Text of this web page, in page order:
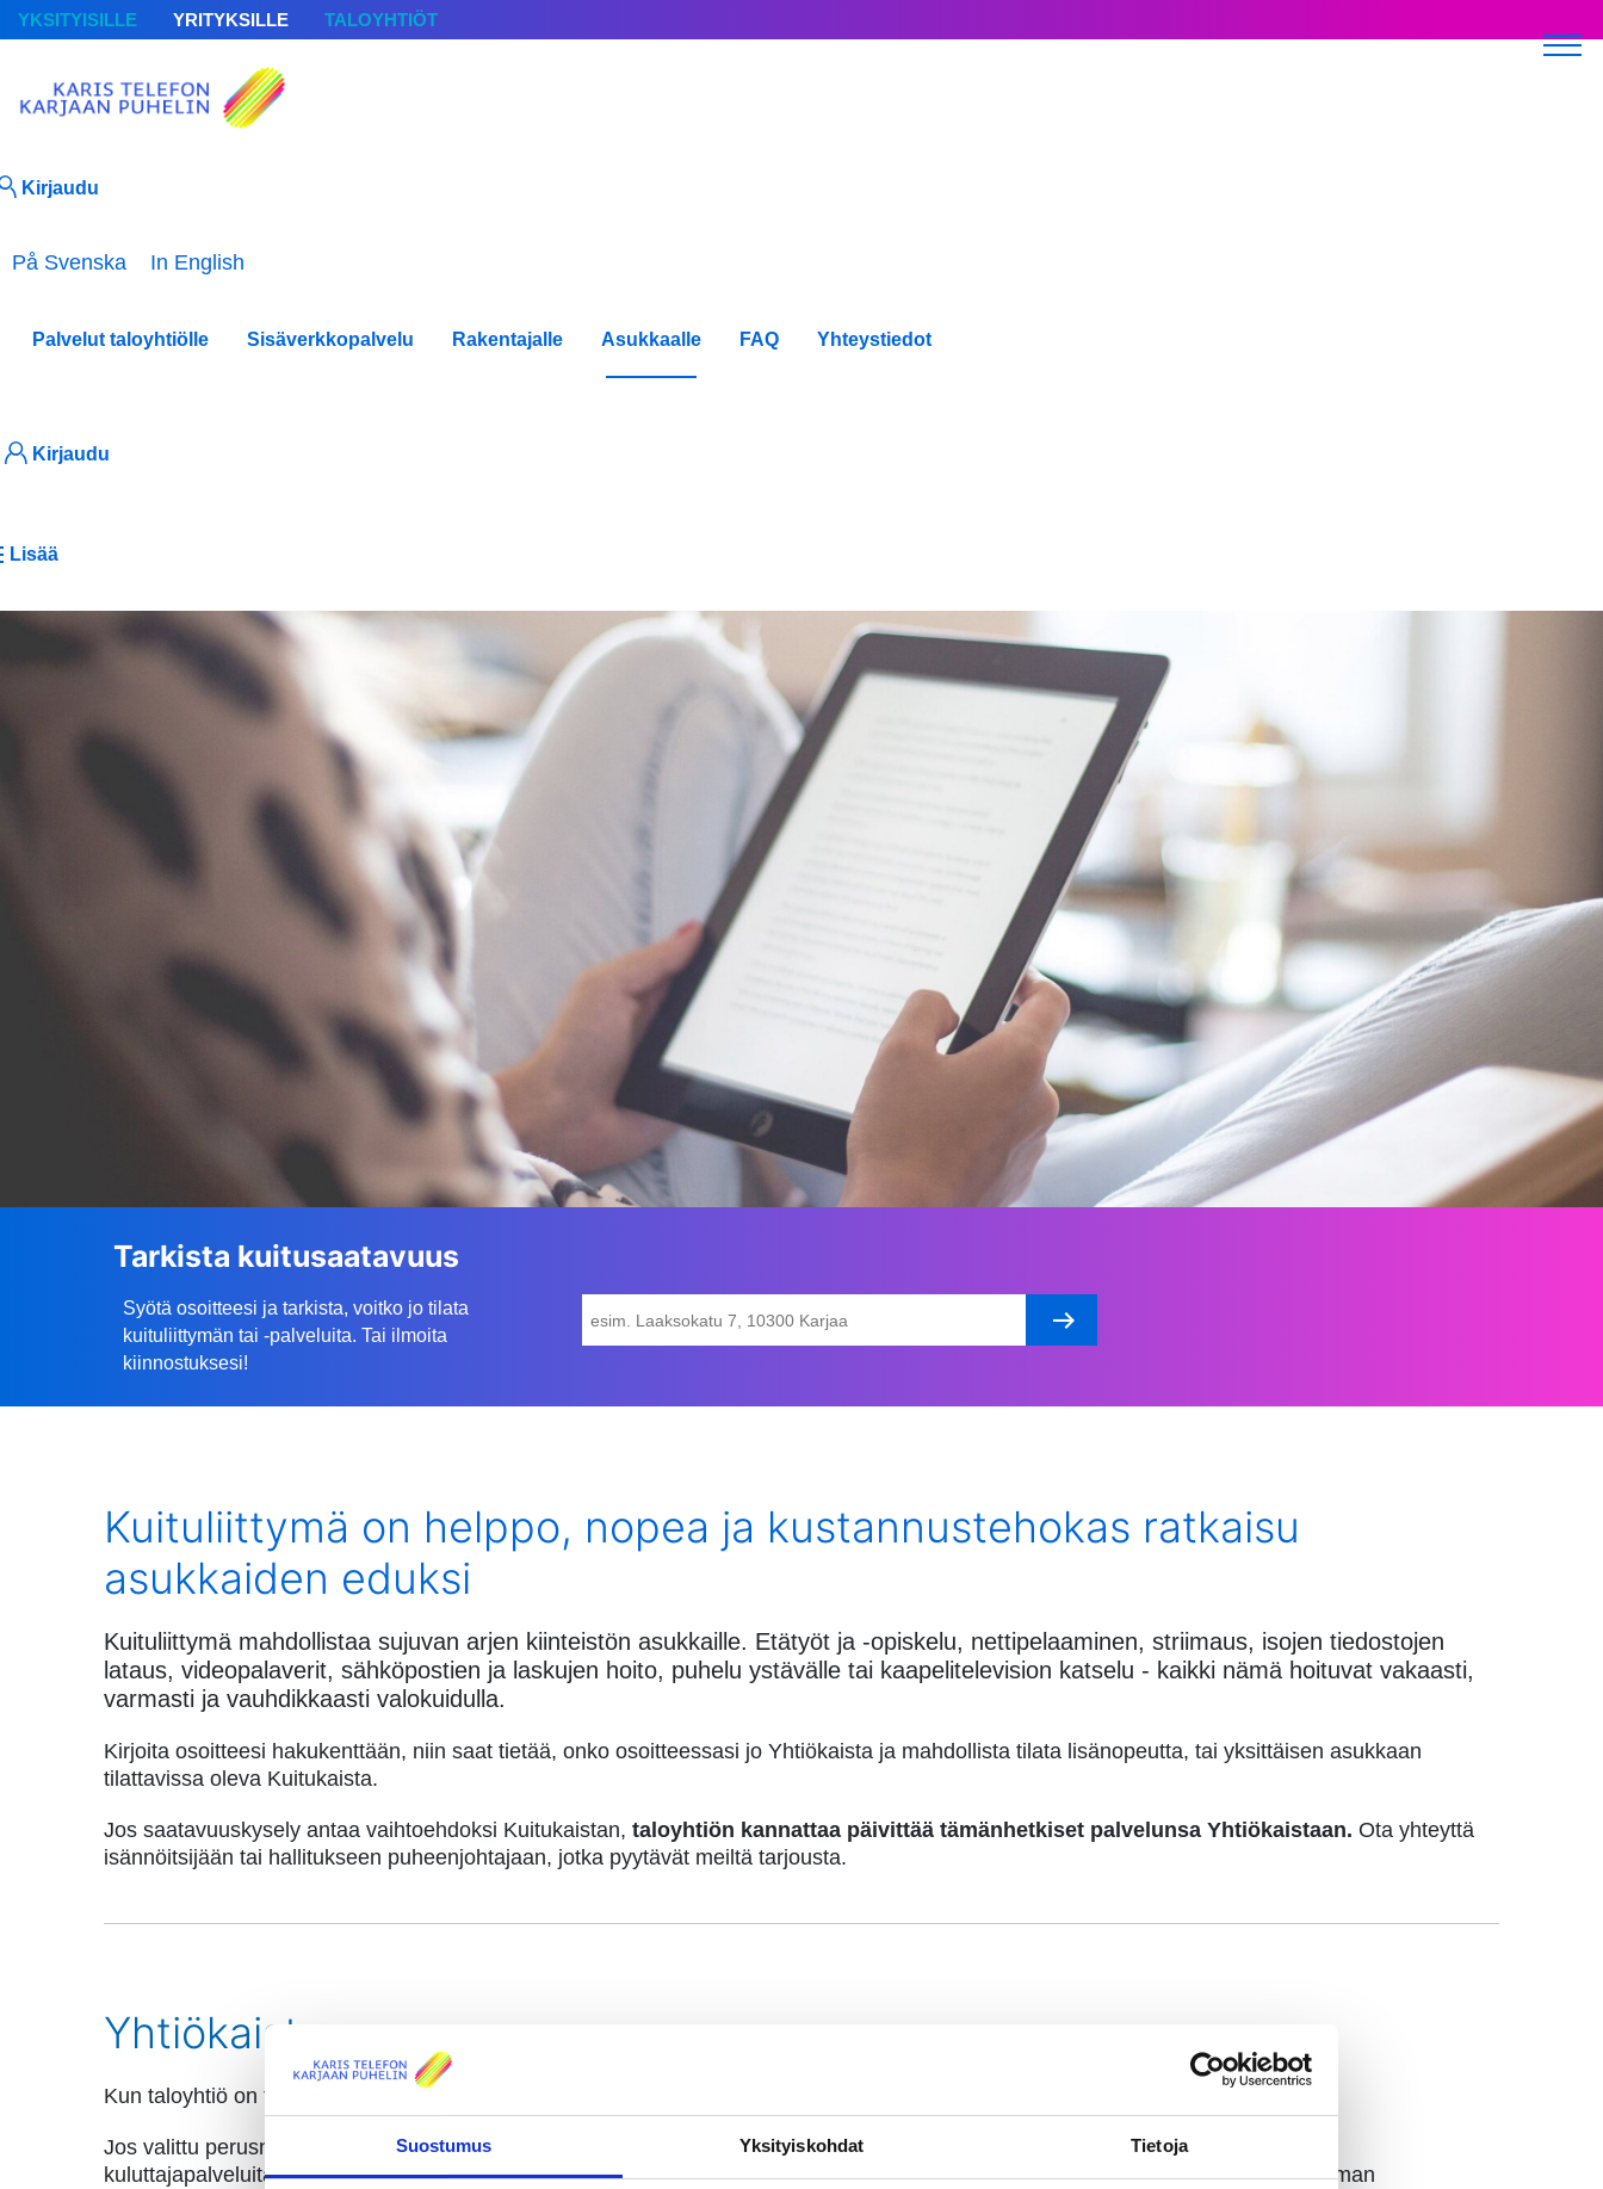
Suostumus Yksityiskohdat Tietoja
YKSITYISILLE YRITYKSILLE TALOYHTIÖT
Kirjaudu
Valitse kieli
På Svenska In English
Palvelut taloyhtiölle Sisäverkkopalvelu Rakentajalle Asukkaalle FAQ Yhteystiedot
Kirjaudu
Lisää
Tarkista kuitusaatavuus
Syötä osoitteesi ja tarkista, voitko jo tilata
kuituliittymän tai -palveluita. Tai ilmoita
kiinnostuksesi!
Asukkaalle
Kuituliittymä on helppo, nopea ja kustannustehokas ratkaisu
asukkaiden eduksi
Kuituliittymä mahdollistaa sujuvan arjen kiinteistön asukkaille. Etätyöt ja -opiskelu, nettipelaaminen, striimaus, isojen tiedostojen
lataus, videopalaverit, sähköpostien ja laskujen hoito, puhelu ystävälle tai kaapelitelevision katselu - kaikki nämä hoituvat vakaasti,
varmasti ja vauhdikkaasti valokuidulla.
Kirjoita osoitteesi hakukenttään, niin saat tietää, onko osoitteessasi jo Yhtiökaista ja mahdollista tilata lisänopeutta, tai yksittäisen asukkaan
tilattavissa oleva Kuitukaista.
Jos saatavuuskysely antaa vaihtoehdoksi Kuitukaistan, taloyhtiön kannattaa päivittää tämänhetkiset palvelunsa Yhtiökaistaan. Ota yhteyttä
isännöitsijään tai hallitukseen puheenjohtajaan, jotka pyytävät meiltä tarjousta.
Yhtiökaista
Kun taloyhtiö on tilannut Yhtiökaista-palvelumme, saa jokainen asunto käyttöönsä oman
Jos valittu perusnopeus ei riitä tarpeisiisi, voit tilata nopeamman, edullisenlisänopeuden
omaan asuntoosi. Voit myös tilata muita
kuluttajapalveluitamme, esimerkiksi TV-kortin ja maksukanavia, oman makusi mukaan. Näistä lisäpalveluista solmit kanssamme oman